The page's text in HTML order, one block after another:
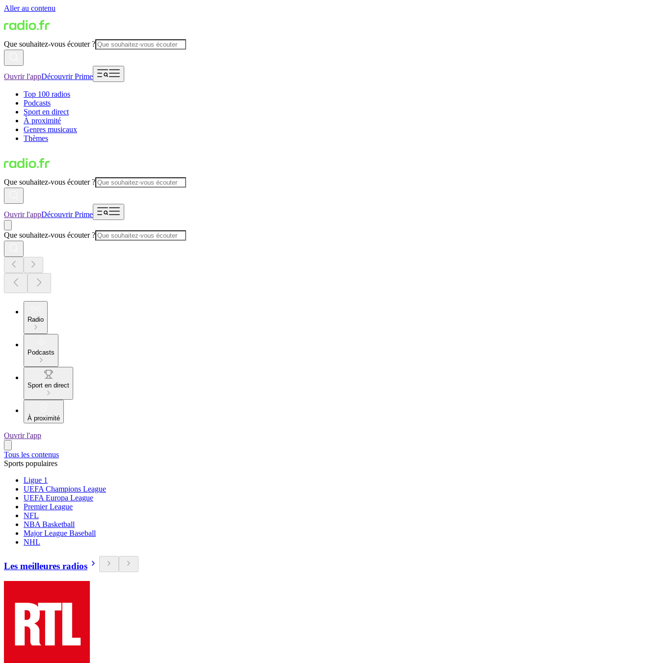
Aller au contenu
Que souhaitez-vous écouter ?
Ouvrir l'appDécouvrir Prime
Top 100 radios
Podcasts
Sport en direct
À proximité
Genres musicaux
Thèmes
Que souhaitez-vous écouter ?
Ouvrir l'appDécouvrir Prime
Que souhaitez-vous écouter ?
Radio
Podcasts
Sport en direct
À proximité
Ouvrir l'app
Tous les contenus
Sports populaires
Ligue 1
UEFA Champions League
UEFA Europa League
Premier League
NFL
NBA Basketball
Major League Baseball
NHL
Les meilleures radios